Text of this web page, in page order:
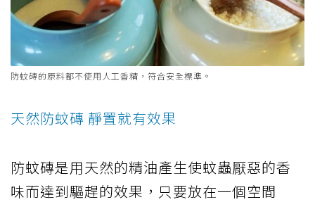
防蚊磚的原料都不使用人工香精，符合安全標準。
天然防蚊磚 靜置就有效果
防蚊磚是用天然的精油產生使蚊蟲厭惡的香
味而達到驅趕的效果，只要放在一個空間